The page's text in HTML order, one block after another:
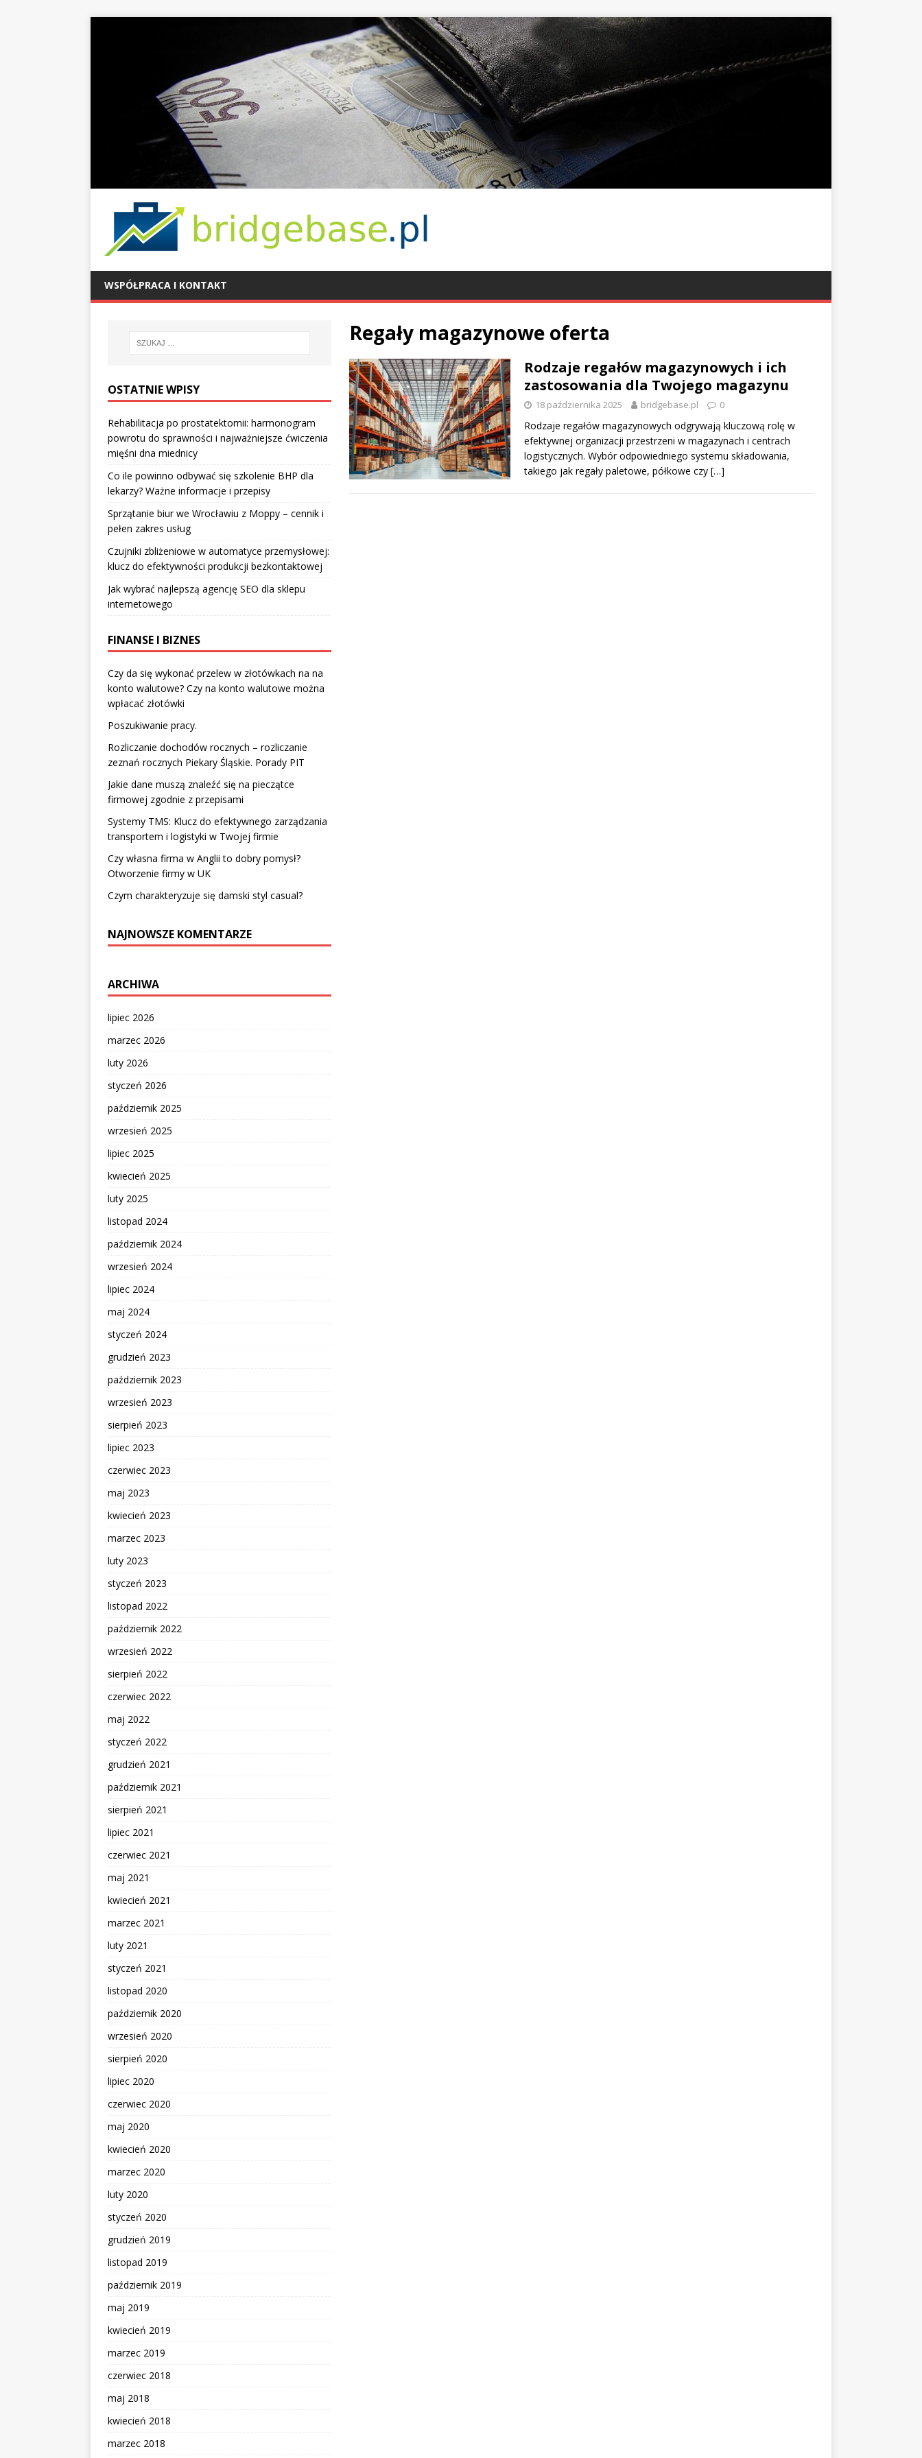
WSPÓŁPRACA I KONTAKT
Regały magazynowe oferta
Rodzaje regałów magazynowych i ich
zastosowania dla Twojego magazynu
18 października 2025 bridgebase.pl 0
Rodzaje regałów magazynowych odgrywają kluczową rolę w
efektywnej organizacji przestrzeni w magazynach i centrach
logistycznych. Wybór odpowiedniego systemu składowania,
takiego jak regały paletowe, półkowe czy […]
OSTATNIE WPISY
Rehabilitacja po prostatektomii: harmonogram
powrotu do sprawności i najważniejsze ćwiczenia
mięśni dna miednicy
Co ile powinno odbywać się szkolenie BHP dla
lekarzy? Ważne informacje i przepisy
Sprzątanie biur we Wrocławiu z Moppy – cennik i
pełen zakres usług
Czujniki zbliżeniowe w automatyce przemysłowej:
klucz do efektywności produkcji bezkontaktowej
Jak wybrać najlepszą agencję SEO dla sklepu
internetowego
FINANSE I BIZNES
Czy da się wykonać przelew w złotówkach na na
konto walutowe? Czy na konto walutowe można
wpłacać złotówki
Poszukiwanie pracy.
Rozliczanie dochodów rocznych – rozliczanie
zeznań rocznych Piekary Śląskie. Porady PIT
Jakie dane muszą znaleźć się na pieczątce
firmowej zgodnie z przepisami
Systemy TMS: Klucz do efektywnego zarządzania
transportem i logistyki w Twojej firmie
Czy własna firma w Anglii to dobry pomysł?
Otworzenie firmy w UK
Czym charakteryzuje się damski styl casual?
NAJNOWSZE KOMENTARZE
ARCHIWA
lipiec 2026
marzec 2026
luty 2026
styczeń 2026
październik 2025
wrzesień 2025
lipiec 2025
kwiecień 2025
luty 2025
listopad 2024
październik 2024
wrzesień 2024
lipiec 2024
maj 2024
styczeń 2024
grudzień 2023
październik 2023
wrzesień 2023
sierpień 2023
lipiec 2023
czerwiec 2023
maj 2023
kwiecień 2023
marzec 2023
luty 2023
styczeń 2023
listopad 2022
październik 2022
wrzesień 2022
sierpień 2022
czerwiec 2022
maj 2022
styczeń 2022
grudzień 2021
październik 2021
sierpień 2021
lipiec 2021
czerwiec 2021
maj 2021
kwiecień 2021
marzec 2021
luty 2021
styczeń 2021
listopad 2020
październik 2020
wrzesień 2020
sierpień 2020
lipiec 2020
czerwiec 2020
maj 2020
kwiecień 2020
marzec 2020
luty 2020
styczeń 2020
grudzień 2019
listopad 2019
październik 2019
maj 2019
kwiecień 2019
marzec 2019
czerwiec 2018
maj 2018
kwiecień 2018
marzec 2018